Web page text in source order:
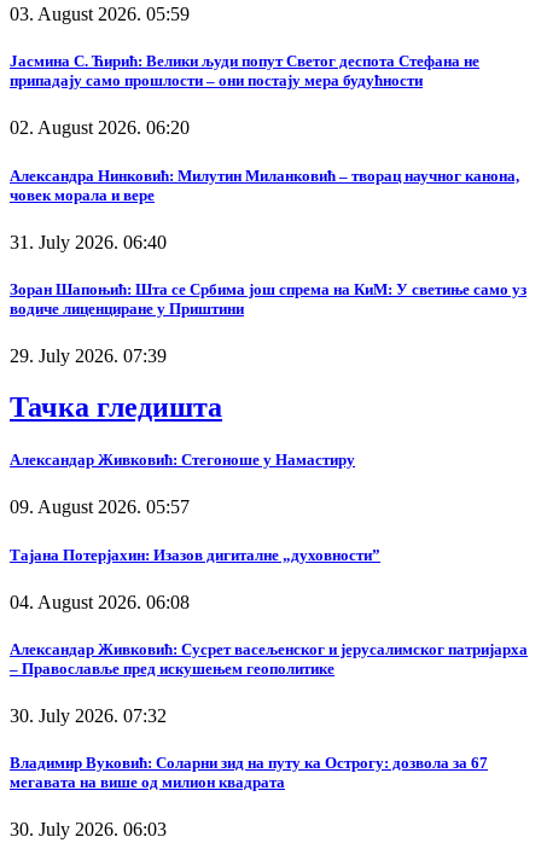
03. August 2026. 05:59
Јасмина С. Ћирић: Велики људи попут Светог деспота Стефана не
припадају само прошлости – они постају мера будућности
02. August 2026. 06:20
Александра Нинковић: Милутин Миланковић – творац научног канона,
човек морала и вере
31. July 2026. 06:40
Зоран Шапоњић: Шта се Србима још спрема на КиМ: У светиње само уз
водиче лиценциране у Приштини
29. July 2026. 07:39
Тачка гледишта
Александар Живковић: Стегоноше у Намастиру
09. August 2026. 05:57
Тајана Потерјахин: Изазов дигиталне „духовности”
04. August 2026. 06:08
Александар Живковић: Сусрет васељенског и јерусалимског патријарха
– Православље пред искушењем геополитике
30. July 2026. 07:32
Владимир Вуковић: Соларни зид на путу ка Острогу: дозвола за 67
мегавата на више од милион квадрата
30. July 2026. 06:03